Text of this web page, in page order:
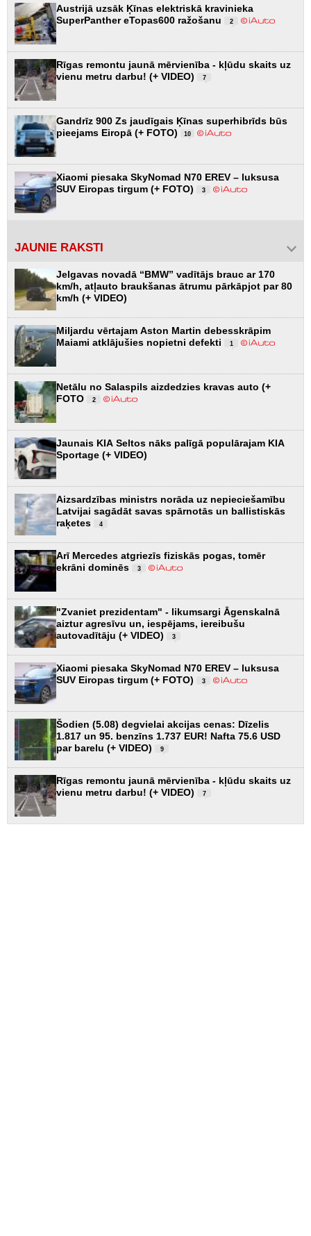
Austrijā uzsāk Ķīnas elektriskā kravinieka
SuperPanther eTopas600 ražošanu
2
Rīgas remontu jaunā mērvienība - kļūdu skaits uz
vienu metru darbu! (+ VIDEO)
7
Gandrīz 900 Zs jaudīgais Ķīnas superhibrīds būs
pieejams Eiropā (+ FOTO)
10
Xiaomi piesaka SkyNomad N70 EREV – luksusa
SUV Eiropas tirgum (+ FOTO)
3
JAUNIE RAKSTI
Jelgavas novadā “BMW” vadītājs brauc ar 170
km/h, atļauto braukšanas ātrumu pārkāpjot par 80
km/h (+ VIDEO)
Miljardu vērtajam Aston Martin debesskrāpim
Maiami atklājušies nopietni defekti
1
Netālu no Salaspils aizdedzies kravas auto (+
FOTO
2
Jaunais KIA Seltos nāks palīgā populārajam KIA
Sportage (+ VIDEO)
Aizsardzības ministrs norāda uz nepieciešamību
Latvijai sagādāt savas spārnotās un ballistiskās
raķetes
4
Arī Mercedes atgriezīs fiziskās pogas, tomēr
ekrāni dominēs
3
"Zvaniet prezidentam" - likumsargi Āgenskalnā
aiztur agresīvu un, iespējams, iereibušu
autovadītāju (+ VIDEO)
3
Xiaomi piesaka SkyNomad N70 EREV – luksusa
SUV Eiropas tirgum (+ FOTO)
3
Šodien (5.08) degvielai akcijas cenas: Dīzelis
1.817 un 95. benzīns 1.737 EUR! Nafta 75.6 USD
par barelu (+ VIDEO)
9
Rīgas remontu jaunā mērvienība - kļūdu skaits uz
vienu metru darbu! (+ VIDEO)
7